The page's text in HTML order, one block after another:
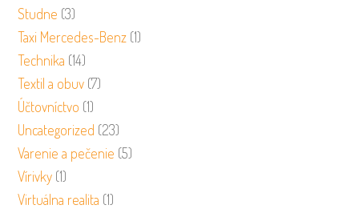
Studne (3)
Taxi Mercedes-Benz (1)
Technika (14)
Textil a obuv (7)
Účtovníctvo (1)
Uncategorized (23)
Varenie a pečenie (5)
Vírivky (1)
Virtuálna realita (1)